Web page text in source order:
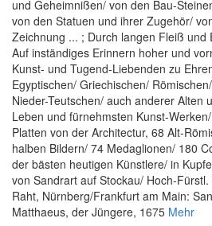
und Geheimnißen/ von den Bau-
von den Statuen und ihrer Zugehör/
Zeichnung ... ; Durch langen Fleiß und
Auf inständiges Erinnern hoher und
Kunst- und Tugend-Liebenden zu
Egyptischen/ Griechischen/
Nieder-Teutschen/ auch anderer Alten
Leben und fürnehmsten Kunst-
Platten von der Architectur, 68 Alt-
halben Bildern/ 74 Medaglionen/ 180
der bästen heutigen Künstlere/ in
von Sandrart auf Stockau/ Hoch-
Raht, Nürnberg/Frankfurt am Main:
Matthaeus, der Jüngere, 1675 Mehr